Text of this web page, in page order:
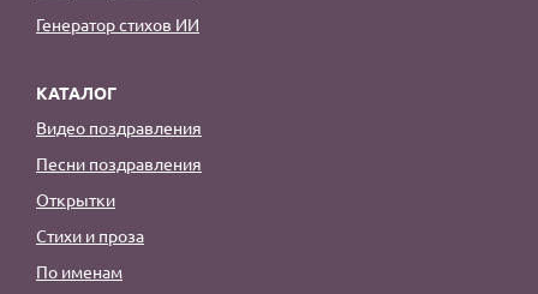
Генератор стихов ИИ
КАТАЛОГ
Видео поздравления
Песни поздравления
Открытки
Стихи и проза
По именам